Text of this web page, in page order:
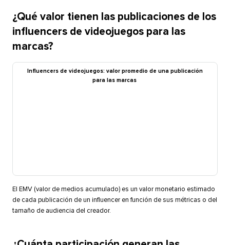
¿Qué valor tienen las publicaciones de los
influencers de videojuegos para las
marcas?​​
Influencers de videojuegos: valor promedio de una publicación
para las marcas​​
El EMV (valor de medios acumulado) es un valor monetario estimado
de cada publicación de un influencer en función de sus métricas o del
tamaño de audiencia del creador.​​